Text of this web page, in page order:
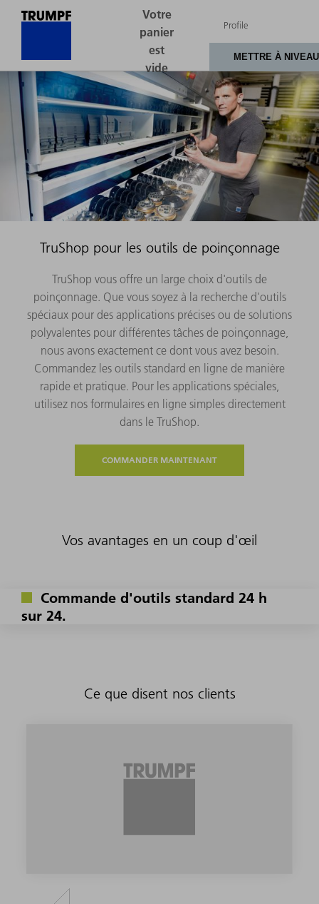
TruShop pour les outils de poinçonnage
TruShop vous offre un large choix d'outils de
poinçonnage. Que vous soyez à la recherche d'outils
spéciaux pour des applications précises ou de solutions
polyvalentes pour différentes tâches de poinçonnage,
nous avons exactement ce dont vous avez besoin.
Commandez les outils standard en ligne de manière
rapide et pratique. Pour les applications spéciales,
utilisez nos formulaires en ligne simples directement
dans le TruShop.
COMMANDER MAINTENANT
Vos avantages en un coup d'œil
Commande d'outils standard 24 h
sur 24.
Ce que disent nos clients